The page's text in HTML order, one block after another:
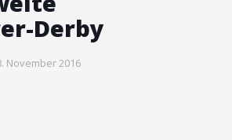
Derby
November 2016